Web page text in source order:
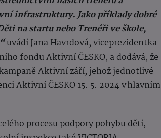
infrastruktury. Jako příklady dobré
na startu nebo Trenéři ve škole,
uvádí Jana Havrdová, viceprezidentka
fondu Aktivní ČESKO, a dodává, že
Aktivní září, jehož jednotlivé
Aktivní ČESKO 15. 5. 2024 v hlavním
procesu podpory pohybu dětí,